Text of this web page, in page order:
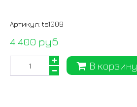
Артикул: ts1009
4 400 руб
В корзину